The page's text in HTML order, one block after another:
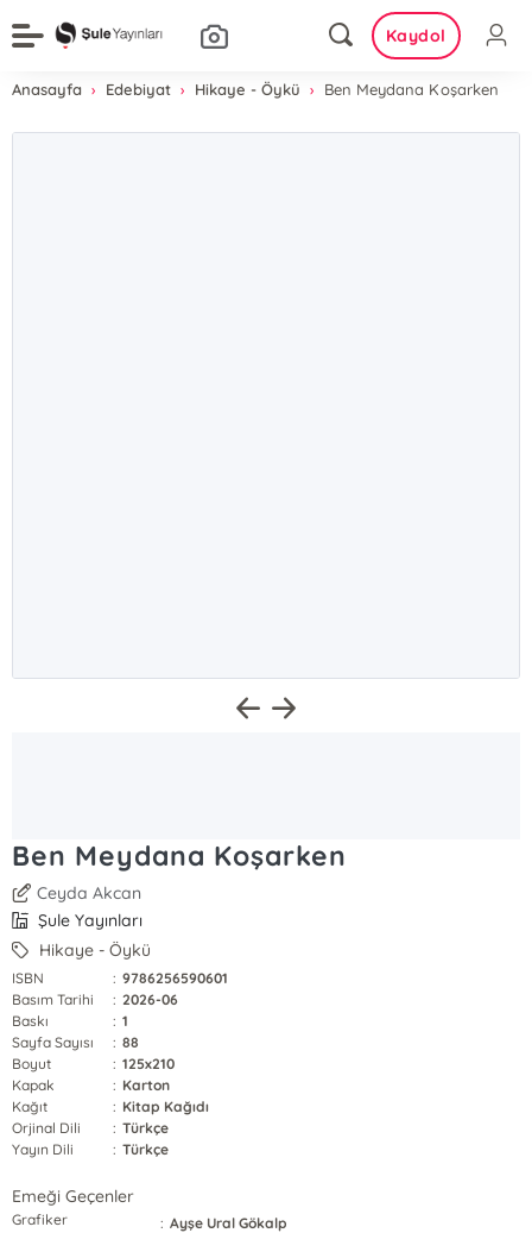
Kaydol
Anasayfa Edebiyat Hikaye - Öykü Ben Meydana Koşarken
Ben Meydana Koşarken
Ceyda Akcan
Şule Yayınları
Hikaye - Öykü
ISBN : 9786256590601
Basım Tarihi
: 2026-06
Baskı
: 1
Sayfa Sayısı
: 88
Boyut
: 125x210
Kapak
: Karton
Kağıt
: Kitap Kağıdı
Orjinal Dili
: Türkçe
Yayın Dili
: Türkçe
Emeği Geçenler
Grafiker : Ayşe Ural Gökalp